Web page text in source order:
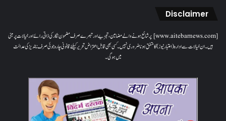
Disclaimer
[www.aitebarnews.com] پر شائع ہونے والے مضامین، تجزیے اور تبصرے صرف مضمون نگار کی ذاتی رائے اور خیالات پر مبنی
ہیں۔ ان خیالات سے ادارہ (اعتبار نیوز) کا متفق ہونا ضروری نہیں۔ کسی بھی قابل اعتراض تحریر کیلئے قانونی چارہ جوئی صرف ناندیڑ کی عدالت
میں ہوگی۔